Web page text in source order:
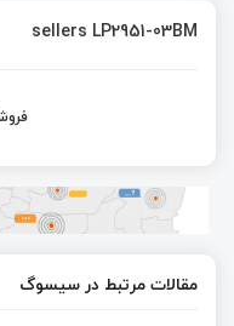
sellers LP2951-03BM
مقالات مرتبط در سیسوگ